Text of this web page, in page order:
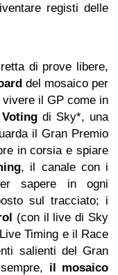
registi delle
di prove libere,
del mosaico per
il GP come in
Voting di Sky*, una
il Gran Premio
in corsia e spiare
, il canale con i
sapere in ogni
sul tracciato; i
(con il live di Sky
Timing e il Race
salienti del Gran
il mosaico